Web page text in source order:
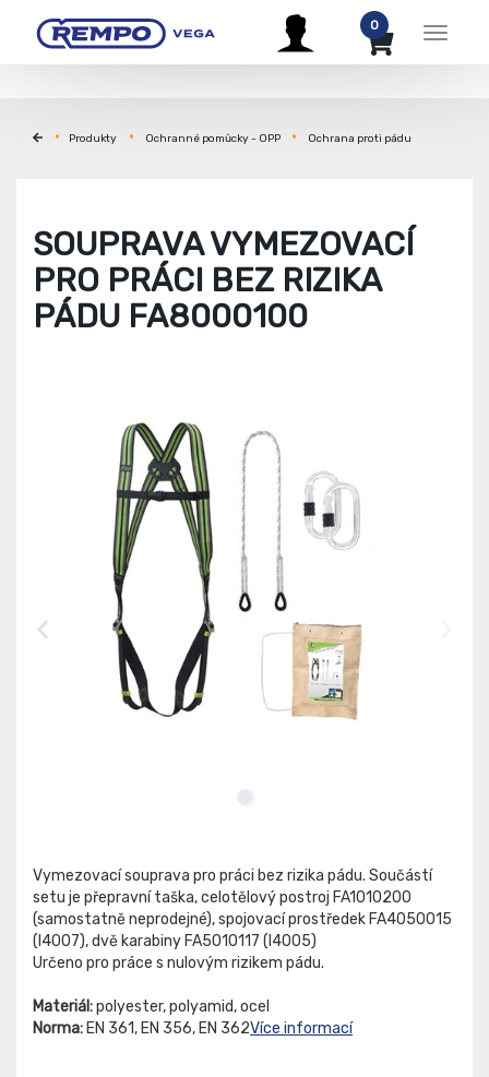
Menu
0
Produkty Ochranné pomůcky - OPP Ochrana proti pádu
SOUPRAVA VYMEZOVACÍ
PRO PRÁCI BEZ RIZIKA
PÁDU FA8000100
Vymezovací souprava pro práci bez rizika pádu. Součástí
setu je přepravní taška, celotělový postroj FA1010200
(samostatně neprodejné), spojovací prostředek FA4050015
(I4007), dvě karabiny FA5010117 (I4005)
Určeno pro práce s nulovým rizikem pádu.
Materiál:polyester, polyamid, ocel
Norma: EN 361, EN 356, EN 362Více informací